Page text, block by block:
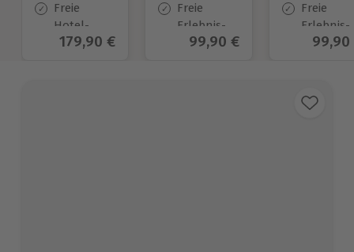
Freie
Hotel-
Auswahl
Aktueller Preis
179,90 €
Freie
Erlebnis-
Auswahl
Aktueller Preis
99,90 €
Freie
Erlebnis-
Auswahl
99,90